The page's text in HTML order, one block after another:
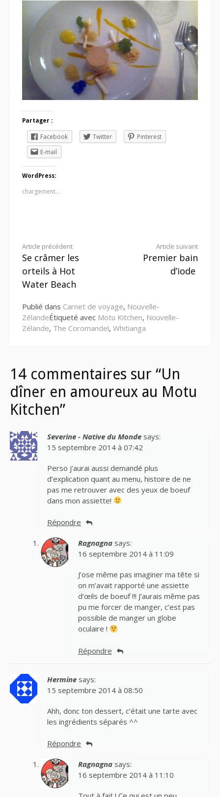
Partager :
Facebook Twitter
Pinterest
E-mail
WordPress:
chargement…
Lire
la
suite
Article précédent
Se crâmer les
orteils à Hot
Water Beach
Article suivant
Premier bain
d’iode
Publié dans Carnet de voyage, Nouvelle-
ZélandeÉtiqueté avec Motu Kitchen, Nouvelle-
Zélande, The Coromandel, Whitianga
14 commentaires sur “Un
dîner en amoureux au Motu
Kitchen”
Severine - Native du Monde says:
15 septembre 2014 à 07:42
Perso j’aurai aussi demandé plus
d’explication quant au menu, histoire de ne
pas me retrouver avec des yeux de boeuf
dans mon assiette!
Répondre
Ragnagna says:
16 septembre 2014 à 11:09
J’ose même pas imaginer ma tête si
on m’avait rapporté une assiette
d’œils de boeuf !!! J’aurais même pas
pu me forcer de manger, c’est pas
possible de manger un globe
oculaire !
Répondre
Hermine says:
15 septembre 2014 à 08:50
Ahh, donc ton dessert, c’était une tarte avec
les ingrédients séparés ^^
Répondre
Ragnagna says:
16 septembre 2014 à 11:10